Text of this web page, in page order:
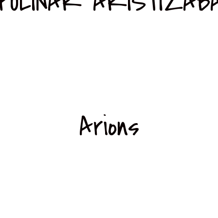
Arions